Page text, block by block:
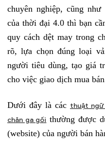
chuyên nghiệp, cũng
của thời đại 4.0 thì bạn
quy cách dệt may trong
rõ, lựa chọn đúng loại
người tiêu dùng, tạo giá
cho việc giao dịch mua
Dưới đây là các thuật
chăn ga gối thường được
(website) của người bán